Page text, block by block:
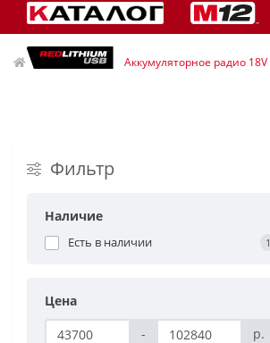
Радио Аккумуляторное радио 18V
Фильтр
Наличие
Есть в наличии 1
Цена
-
р.